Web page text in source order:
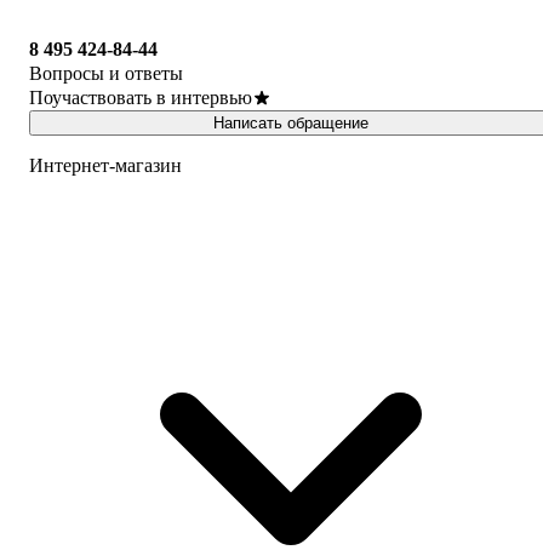
8 495 424-84-44
Вопросы и ответы
Поучаствовать в интервью
Написать обращение
Интернет-магазин